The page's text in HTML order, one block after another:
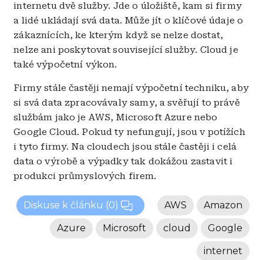
internetu dvě služby. Jde o úložiště, kam si firmy
a lidé ukládají svá data. Může jít o klíčové údaje o
zákaznících, ke kterým když se nelze dostat,
nelze ani poskytovat související služby. Cloud je
také výpočetní výkon.
Firmy stále častěji nemají výpočetní techniku, aby
si svá data zpracovávaly samy, a svěřují to právě
službám jako je AWS, Microsoft Azure nebo
Google Cloud. Pokud ty nefungují, jsou v potížích
i tyto firmy. Na cloudech jsou stále častěji i celá
data o výrobě a výpadky tak dokážou zastavit i
produkci průmyslových firem.
Diskuse k článku (0) Amazon
AWS
Google
cloud
Microsoft
Azure
internet